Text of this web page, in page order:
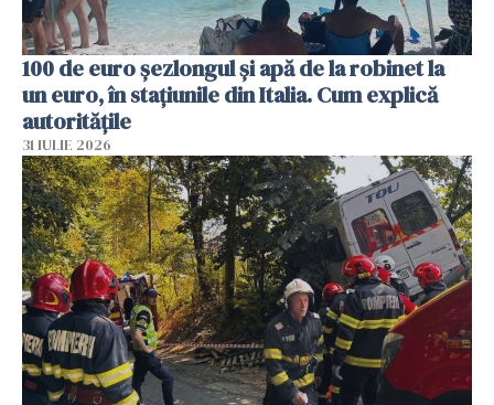
100 de euro șezlongul și apă de la robinet la
un euro, în stațiunile din Italia. Cum explică
autoritățile
31 IULIE 2026